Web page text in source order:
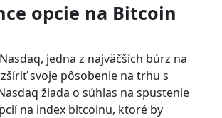
opcie na Bitcoin
jedna z najväčších búrz na
svoje pôsobenie na trhu s
žiada o súhlas na spustenie
na index bitcoinu, ktoré by